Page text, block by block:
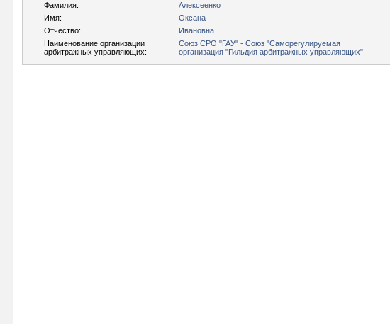
Фамилия:
Алексеенко
Имя:
Оксана
Отчество:
Ивановна
Наименование организации
арбитражных управляющих:
Союз СРО "ГАУ" - Союз "Саморегулируемая
организация "Гильдия арбитражных управляющих"